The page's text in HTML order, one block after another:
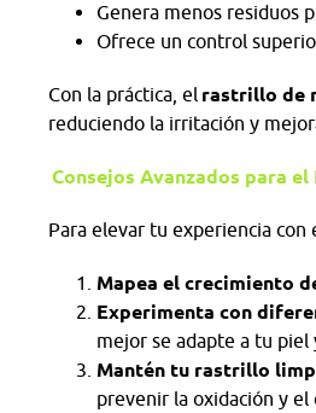
Genera menos residuos
Ofrece un control
Con la práctica, el rastrillo de
reduciendo la irritación y
Consejos Avanzados para
Para elevar tu experiencia con
Mapea el crecimiento
Experimenta con
mejor se adapte a tu piel
Mantén tu rastrillo
prevenir la oxidación y el